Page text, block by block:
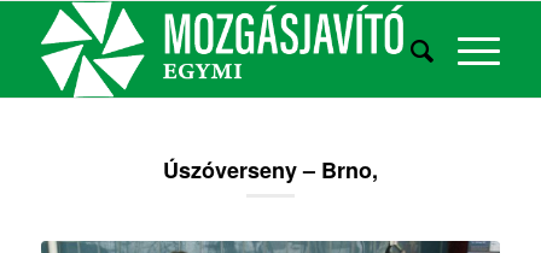
Úszóverseny – Brno,